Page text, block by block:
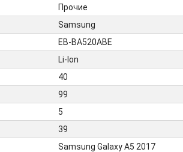
Прочие
Samsung
EB-BA520ABE
Li-Ion
40
99
5
39
Samsung Galaxy A5 2017